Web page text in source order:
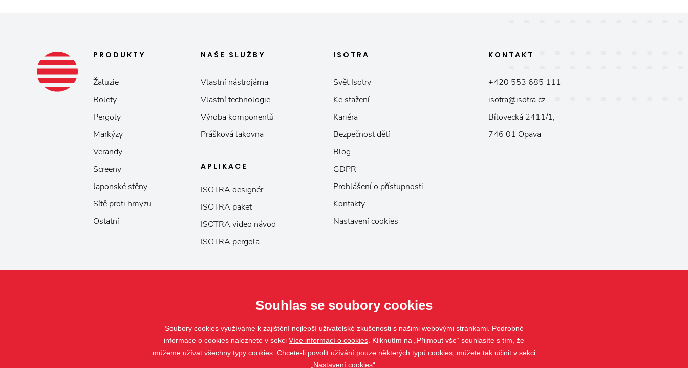
PRODUKTY
Žaluzie
Rolety
Pergoly
Markýzy
Verandy
Screeny
Japonské stěny
Sítě proti hmyzu
Ostatní
NAŠE SLUŽBY
Vlastní nástrojárna
Vlastní technologie
Výroba komponentů
Prášková lakovna
APLIKACE
ISOTRA designér
ISOTRA paket
ISOTRA video návod
ISOTRA pergola
ISOTRA
Svět Isotry
Ke stažení
Kariéra
Bezpečnost dětí
Blog
GDPR
Prohlášení o přístupnosti
Kontakty
Nastavení cookies
KONTAKT
+420 553 685 111
isotra@isotra.cz
Bílovecká 2411/1,
746 01 Opava
Souhlas se soubory cookies
Soubory cookies využíváme k zajištění nejlepší uživatelské zkušenosti s našimi webovými stránkami. Podrobné
informace o cookies naleznete v sekci Více informací o cookies . Kliknutím na „Přijmout vše“ souhlasíte s tím, že
můžeme užívat všechny typy cookies. Chcete-li povolit užívání pouze některých typů cookies, můžete tak učinit v sekci
„Nastavení cookies“.